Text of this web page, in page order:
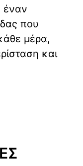
έναν
που
μέρα,
και